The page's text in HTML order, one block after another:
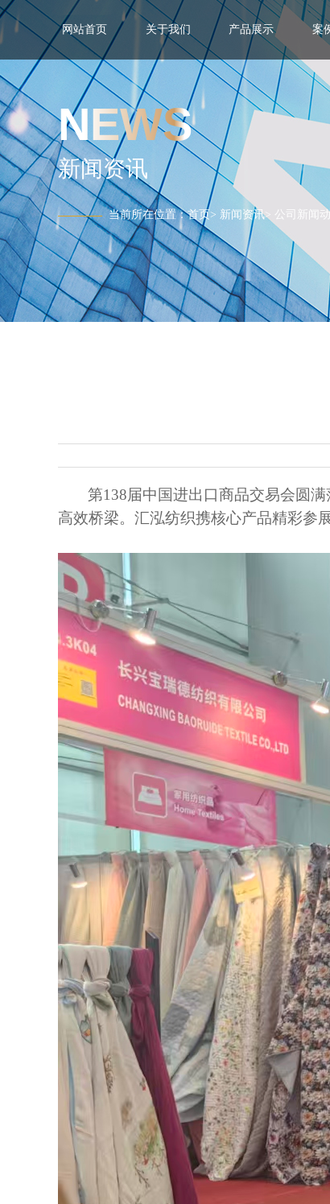
网站首页 关于我们 产品展示 案
NEWS
新闻资讯
当前所在位置：首页> 新闻资讯> 公司新闻
第138届中国进出口商品交易会圆
高效桥梁。汇泓纺织携核心产品精彩参